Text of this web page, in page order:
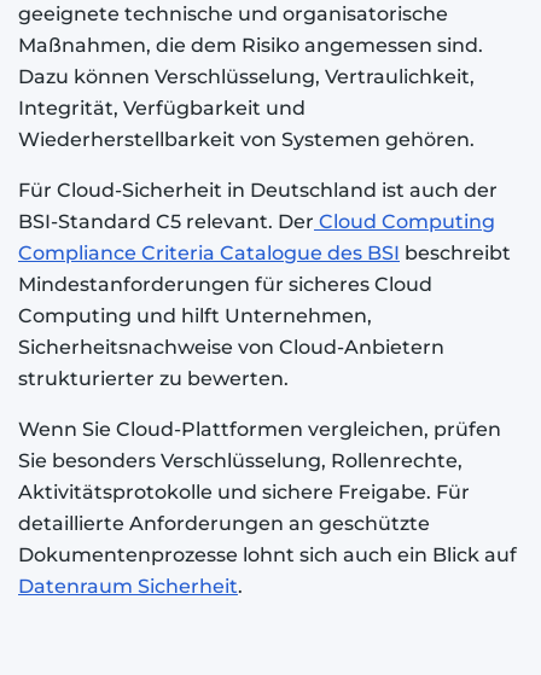
geeignete technische und organisatorische
Maßnahmen, die dem Risiko angemessen sind.
Dazu können Verschlüsselung, Vertraulichkeit,
Integrität, Verfügbarkeit und
Wiederherstellbarkeit von Systemen gehören.
Für Cloud-Sicherheit in Deutschland ist auch der
BSI-Standard C5 relevant. Der Cloud Computing
Compliance Criteria Catalogue des BSI beschreibt
Mindestanforderungen für sicheres Cloud
Computing und hilft Unternehmen,
Sicherheitsnachweise von Cloud-Anbietern
strukturierter zu bewerten.
Wenn Sie Cloud-Plattformen vergleichen, prüfen
Sie besonders Verschlüsselung, Rollenrechte,
Aktivitätsprotokolle und sichere Freigabe. Für
detaillierte Anforderungen an geschützte
Dokumentenprozesse lohnt sich auch ein Blick auf
Datenraum Sicherheit.